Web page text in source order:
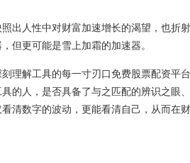
出人性中对财富加速增长的渴望，也折
但更可能是雪上加霜的加速器。
理解工具的每一寸刃口免费股票配资平
的人，是否具备了与之匹配的辨识之眼
清数字的波动，更能看清自己，从而在